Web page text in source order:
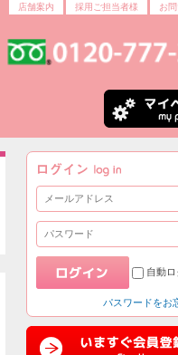
店舗案内 採用ご担当者様 お
自動
パスワードをお